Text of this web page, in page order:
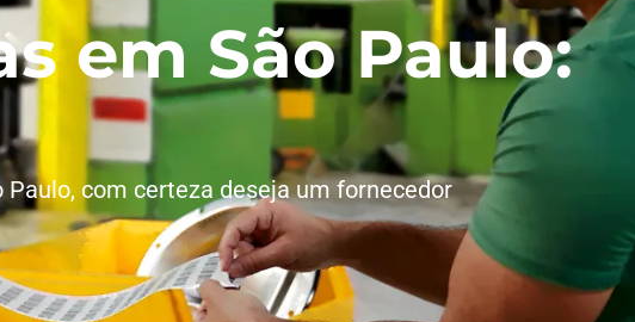
em São Paulo:
com certeza deseja um fornecedor